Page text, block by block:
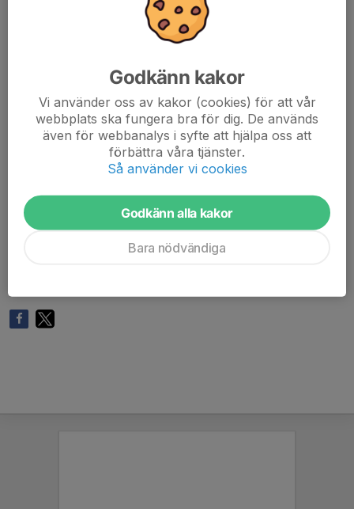
anpassa passet och köra lite lugnare och sedan sitta
kvar efter passet, och på så sätt få ett längre och
lugnare pass. Salen är bokad av klubben mellan kl 9-11.
Praktisk information:
App: Intelligent cycling
- Behövs i egen telefon för att se Watt/Rpm. Ladda hem
- Genomgång av passet på plats.
- Kom gärna i god tid för genomgång av app/cykel.
- Om du inte själv har medlemskort på Malkars är det
viktigt att ni är på plats till 8.45 för att bli insläppt av
Godkänn kakor
Vi använder oss av kakor (cookies) för att vår
webbplats ska fungera bra för dig. De används
även för webbanalys i syfte att hjälpa oss att
förbättra våra tjänster.
Så använder vi cookies
Godkänn alla kakor
Bara nödvändiga